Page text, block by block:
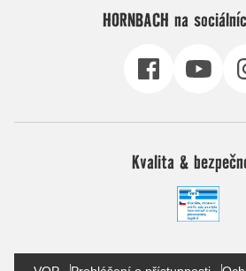
HORNBACH na
Kvalita &